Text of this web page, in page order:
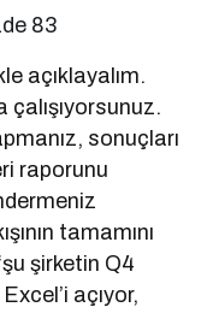
83
açıklayalım.
çalışıyorsunuz.
sonuçları
raporunu
tamamını
şirketin Q4
açıyor,